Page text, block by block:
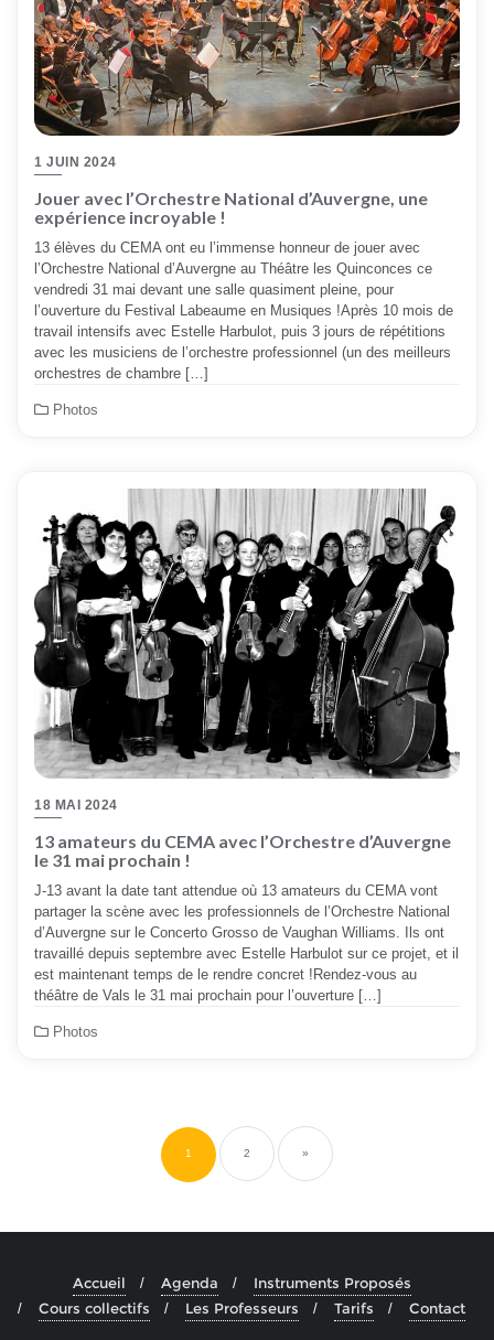
1 JUIN 2024
Jouer avec l’Orchestre National d’Auvergne, une
expérience incroyable !
13 élèves du CEMA ont eu l’immense honneur de jouer avec
l’Orchestre National d’Auvergne au Théâtre les Quinconces ce
vendredi 31 mai devant une salle quasiment pleine, pour
l’ouverture du Festival Labeaume en Musiques !Après 10 mois de
travail intensifs avec Estelle Harbulot, puis 3 jours de répétitions
avec les musiciens de l’orchestre professionnel (un des meilleurs
orchestres de chambre […]
Photos
18 MAI 2024
13 amateurs du CEMA avec l’Orchestre d’Auvergne
le 31 mai prochain !
J-13 avant la date tant attendue où 13 amateurs du CEMA vont
partager la scène avec les professionnels de l’Orchestre National
d’Auvergne sur le Concerto Grosso de Vaughan Williams. Ils ont
travaillé depuis septembre avec Estelle Harbulot sur ce projet, et il
est maintenant temps de le rendre concret !Rendez-vous au
théâtre de Vals le 31 mai prochain pour l’ouverture […]
Photos
des
publications
1 2 »
Accueil Agenda
Instruments Proposés
Cours collectifs
Les Professeurs Tarifs Contact